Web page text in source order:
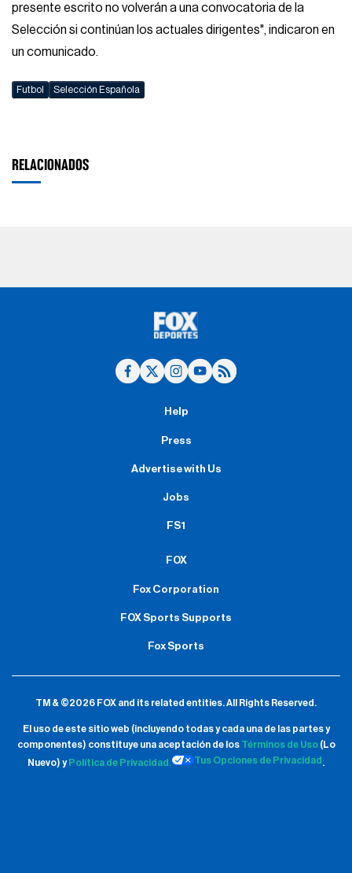
presente escrito no volverán a una convocatoria de la
Selección si continúan los actuales dirigentes", indicaron en
un comunicado.
Futbol Selección Española
RELACIONADOS
Help
Press
Advertise with Us
Jobs
FS1
FOX
Fox Corporation
FOX Sports Supports
Fox Sports
TM & ©2026 FOX and its related entities.All Rights Reserved.
El uso de este sitio web (incluyendo todas y cada una de las partes y
componentes) constituye una aceptación de los Términos de Uso(Lo
Nuevo) y Política de Privacidad. Tus Opciones de Privacidad .